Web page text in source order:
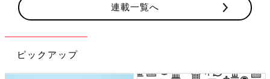
連載一覧へ
ピックアップ